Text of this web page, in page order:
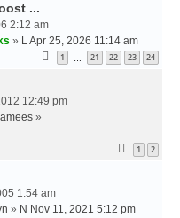
...
2:12 am
» L Apr 25, 2026 11:14 am
1 21 22 23 24
12:49 pm
»
1 2
1:54 am
» N Nov 11, 2021 5:12 pm